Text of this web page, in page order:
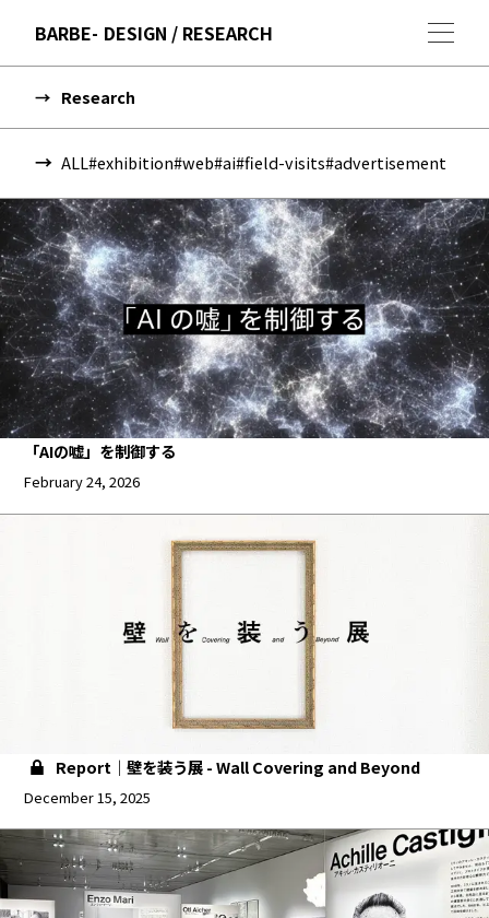
BARBE DESIGN / RESEARCH
Research
ALL#exhibition#web#ai#field-visits#advertisement
「AIの嘘」を制御する
February 24, 2026
Report｜壁を装う展 - Wall Covering and Beyond
December 15, 2025